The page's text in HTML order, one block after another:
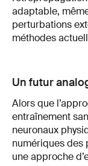
adaptable,
perturbations
méthodes
Un futur
Alors que
entraînement
neuronaux
numériques des
une approche